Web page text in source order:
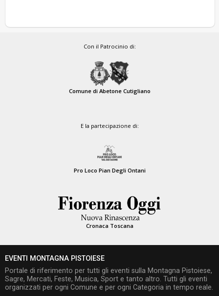
Con il Patrocinio di:
Comune di Abetone Cutigliano
E la partecipazione di:
Pro Loco Pian Degli Ontani
Cronaca Toscana
EVENTI MONTAGNA PISTOIESE
Portale di riferimento per tutti gli eventi sulla Montagna Pistoiese,
Sagre, Mercati, Feste, Musica, Sport e tanto altro. Tutti gli eventi
organizzati per ogni Comune e per ogni Categoria in tempo reale.